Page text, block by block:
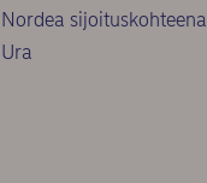
Nordea sijoituskohteena
Ura